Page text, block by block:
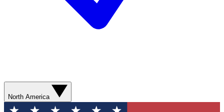
North America